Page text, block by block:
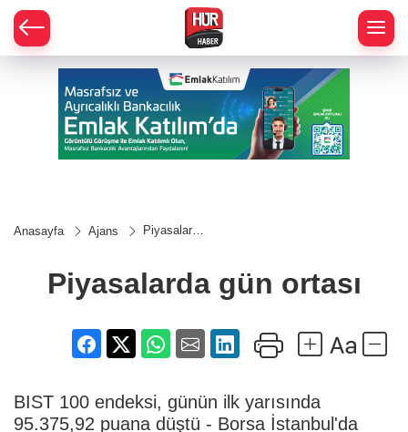
Anasayfa Ajans
Piyasalarda
Piyasalarda gün ortası
BIST 100 endeksi, günün ilk yarısında
95.375,92 puana düştü - Borsa İstanbul'da